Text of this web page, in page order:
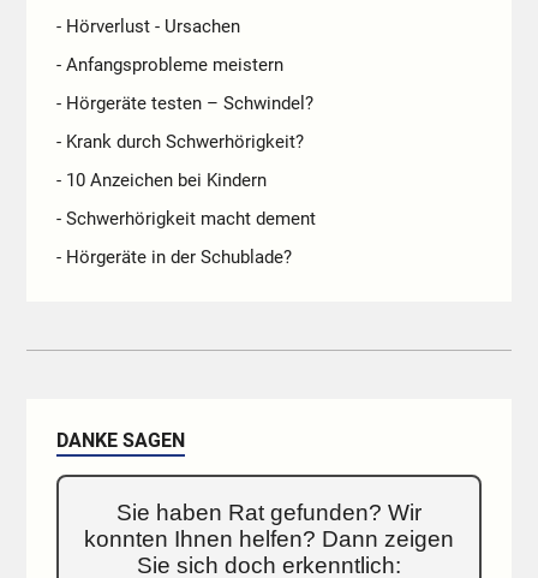
- Hörverlust - Ursachen
- Anfangsprobleme meistern
- Hörgeräte testen – Schwindel?
- Krank durch Schwerhörigkeit?
- 10 Anzeichen bei Kindern
- Schwerhörigkeit macht dement
- Hörgeräte in der Schublade?
DANKE SAGEN
Sie haben Rat gefunden? Wir
konnten Ihnen helfen? Dann zeigen
Sie sich doch erkenntlich: